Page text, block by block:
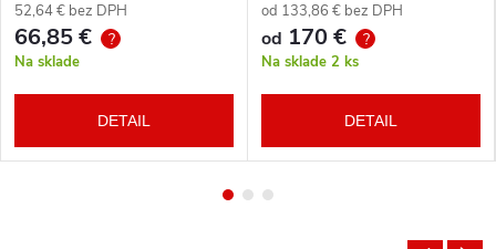
52,64 € bez DPH
66,85 € ?
Na sklade
DETAIL
od 133,86 € bez DPH
od 170 € ?
Na sklade 2 ks
DETAIL